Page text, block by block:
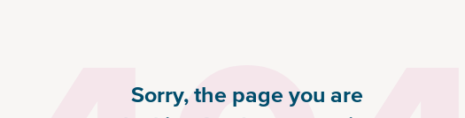
Sorry, the page you are